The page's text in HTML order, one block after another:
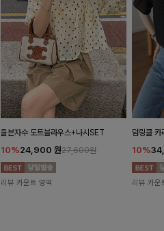
율븐자수 도트블라우스+나시SET
10%24,900 원27,600원
리뷰 카운트 영역
덤링클 카
10%
리뷰 카운